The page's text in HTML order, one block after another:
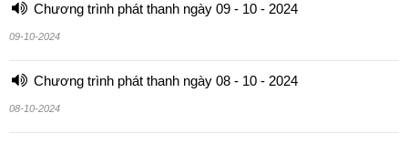
Chương trình phát thanh ngày 09 - 10 - 2024
09-10-2024
Chương trình phát thanh ngày 08 - 10 - 2024
08-10-2024